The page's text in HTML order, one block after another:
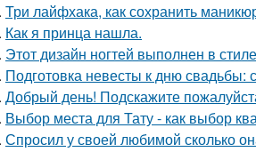
Три лайфхака, как сохранить
Как я принца нашла.
Этот дизайн ногтей выполнен в
Подготовка невесты к дню свадьбы:
Добрый день! Подскажите
Выбор места для Тату - как выбор
Спросил у своей любимой сколько